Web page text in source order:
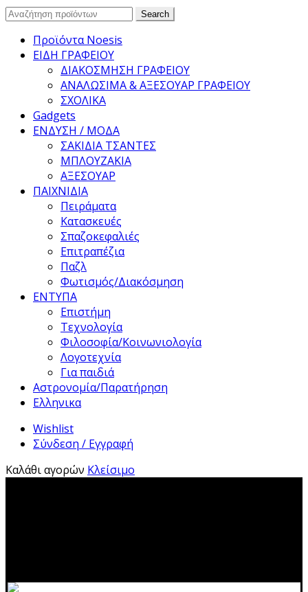
Search
Search
Προϊόντα Noesis
ΕΙΔΗ ΓΡΑΦΕΙΟΥ
ΔΙΑΚΟΣΜΗΣΗ ΓΡΑΦΕΙΟΥ
ΑΝΑΛΩΣΙΜΑ & ΑΞΕΣΟΥΑΡ ΓΡΑΦΕΙΟΥ
ΣΧΟΛΙΚΑ
Gadgets
ΕΝΔΥΣΗ / ΜΟΔΑ
ΣΑΚΙΔΙΑ ΤΣΑΝΤΕΣ
ΜΠΛΟΥΖΑΚΙΑ
ΑΞΕΣΟΥΑΡ
ΠΑΙΧΝΙΔΙΑ
Πειράματα
Κατασκευές
Σπαζοκεφαλιές
Επιτραπέζια
Παζλ
Φωτισμός/Διακόσμηση
ΕΝΤΥΠΑ
Επιστήμη
Τεχνολογία
Φιλοσοφία/Κοινωνιολογία
Λογοτεχνία
Για παιδιά
Αστρονομία/Παρατήρηση
Ελληνικα
Wishlist
Σύνδεση / Εγγραφή
Καλάθι αγορών Κλείσιμο